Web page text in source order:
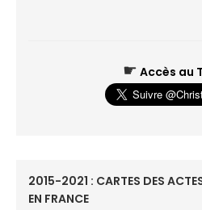
☛ Accès au
2015-2021 : CARTES DES
EN FRANCE